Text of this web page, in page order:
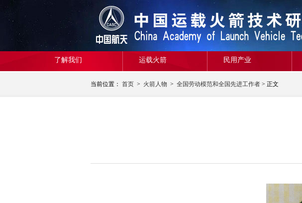
了解我们 运载火箭 民用产业
当前位置： 首页 > 火箭人物 > 全国劳动模范和全国先进工作者 > 正文